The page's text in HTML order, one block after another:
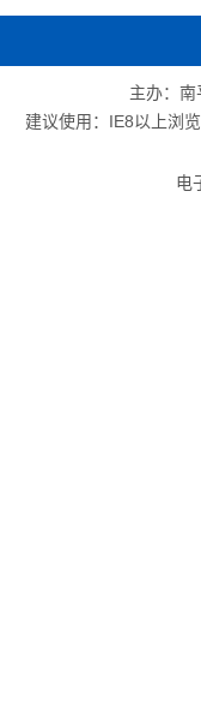
主办：
建议使用：IE8以上浏
电